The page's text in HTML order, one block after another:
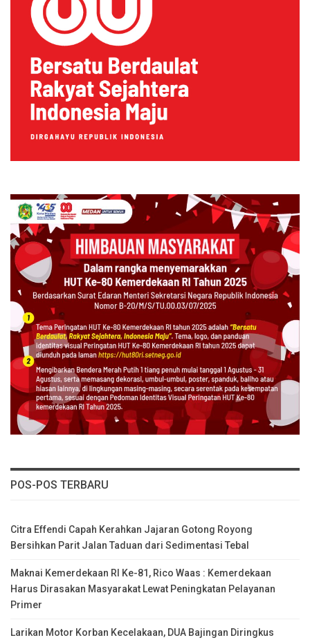
POS-POS TERBARU
Citra Effendi Capah Kerahkan Jajaran Gotong Royong
Bersihkan Parit Jalan Taduan dari Sedimentasi Tebal
Maknai Kemerdekaan RI Ke-81, Rico Waas : Kemerdekaan
Harus Dirasakan Masyarakat Lewat Peningkatan Pelayanan
Primer
Larikan Motor Korban Kecelakaan, DUA Bajingan Diringkus